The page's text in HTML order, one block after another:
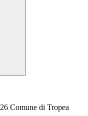
Comune di Tropea